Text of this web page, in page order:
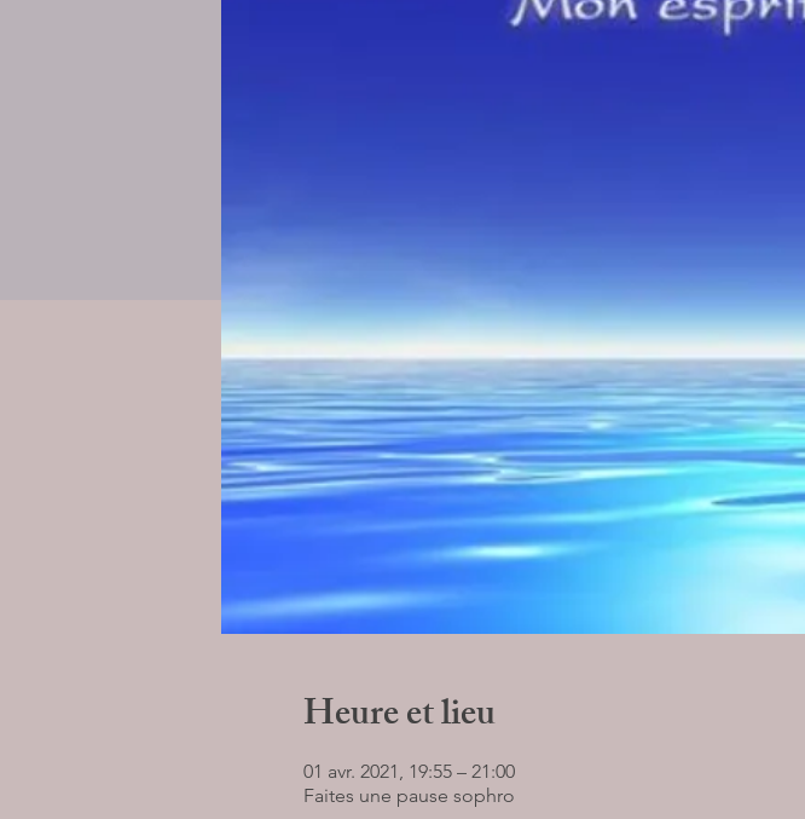
Heure et lieu
01 avr. 2021, 19:55 – 21:00
Faites une pause sophro